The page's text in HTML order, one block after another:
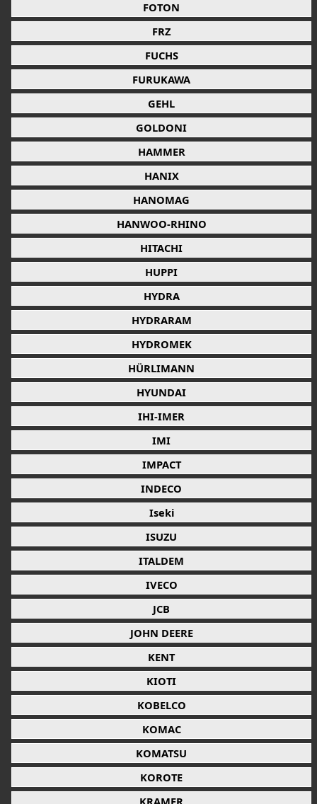
FOTON
FRZ
FUCHS
FURUKAWA
GEHL
GOLDONI
HAMMER
HANIX
HANOMAG
HANWOO-RHINO
HITACHI
HUPPI
HYDRA
HYDRARAM
HYDROMEK
HÜRLIMANN
HYUNDAI
IHI-IMER
IMI
IMPACT
INDECO
Iseki
ISUZU
ITALDEM
IVECO
JCB
JOHN DEERE
KENT
KIOTI
KOBELCO
KOMAC
KOMATSU
KOROTE